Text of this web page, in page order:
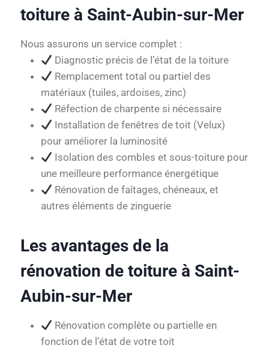
toiture à Saint-Aubin-sur-Mer
Nous assurons un service complet :
Diagnostic précis de l’état de la toiture
Remplacement total ou partiel des
matériaux (tuiles, ardoises, zinc)
Réfection de charpente si nécessaire
Installation de fenêtres de toit (Velux)
pour améliorer la luminosité
Isolation des combles et sous-toiture pour
une meilleure performance énergétique
Rénovation de faîtages, chéneaux, et
autres éléments de zinguerie
Les avantages de la
rénovation de toiture à Saint-
Aubin-sur-Mer
Rénovation complète ou partielle en
fonction de l’état de votre toit